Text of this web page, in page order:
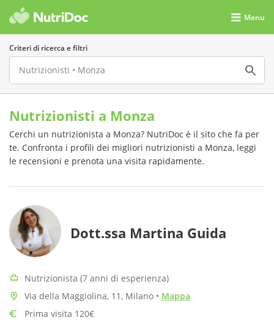
Menu
Criteri di ricerca e filtri
Nutrizionisti a Monza
Cerchi un nutrizionista a Monza? NutriDoc è il sito che fa per
te. Confronta i profili dei migliori nutrizionisti a Monza, leggi
le recensioni e prenota una visita rapidamente.
Dott.ssa Martina Guida
Nutrizionista (7 anni di esperienza)
Via della Maggiolina, 11, Milano • Mappa
Prima visita 120€